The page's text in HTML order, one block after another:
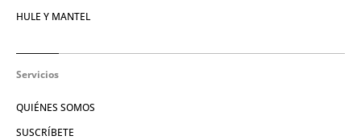
HULE Y MANTEL
Servicios
QUIÉNES SOMOS
SUSCRÍBETE